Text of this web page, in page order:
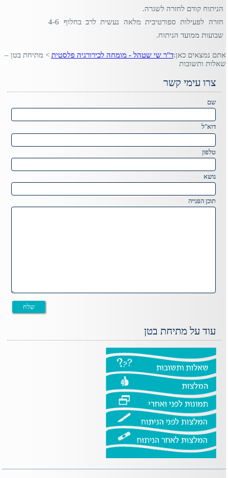
הניתוח קודם לחזרה לשגרה.
חזרה לפעילות ספורטיבית מלאה נעשית לרב בחלוף 4-6
שבועות ממועד הניתוח.
אתם נמצאים כאן:ד"ר שי שטהל - מומחה לכירורגיה פלסטית > מתיחת בטן –
שאלות ותשובות
צרו עימי קשר
Please
this
field
empty.
שם
דוא"ל
leave
this
field
empty.
טלפון
נושא
תוכן הפנייה
עוד על מתיחת בטן